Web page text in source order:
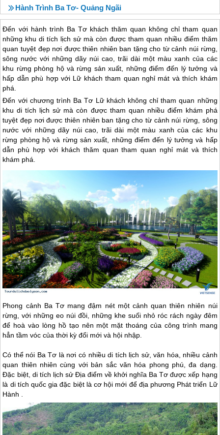
Hành Trình Ba Tơ- Quảng Ngãi
Đến với hành trình Ba Tơ khách thăm quan không chỉ tham quan
những khu di tích lịch sử mà còn được tham quan nhiều điểm thăm
quan tuyệt đẹp nơi được thiên nhiên ban tặng cho từ cảnh núi rừng,
sông nước với những dãy núi cao, trãi dài một màu xanh của các
khu rừng phòng hộ và rừng sản xuất, những điểm đến lý tưởng và
hấp dẫn phù hợp với Lữ khách tham quan nghỉ mát và thích khám
phá.
Đến với chương trình Ba Tơ Lữ khách không chỉ tham quan những
khu di tích lịch sử mà còn được tham quan nhiều điểm khám phá
tuyệt đẹp nơi được thiên nhiên ban tặng cho từ cảnh núi rừng, sông
nước với những dãy núi cao, trãi dài một màu xanh của các khu
rừng phòng hộ và rừng sản xuất, những điểm đến lý tưởng và hấp
dẫn phù hợp với khách thăm quan tham quan nghỉ mát và thích
khám phá.
Phong cảnh Ba Tơ mang đậm nét một cảnh quan thiên nhiên núi
rừng, với những eo núi đồi, những khe suối nhỏ róc rách ngày đêm
để hoà vào lòng hồ tạo nên một mặt thoáng của công trình mang
hẳn tầm vóc của thời kỳ đổi mới và hội nhập.
Có thể nói Ba Tơ là nơi có nhiều di tích lịch sử, văn hóa, nhiều cảnh
quan thiên nhiên cùng với bản sắc văn hóa phong phú, đa dạng.
Đặc biệt, di tích lịch sử Địa điểm về khởi nghĩa Ba Tơ được xếp hạng
là di tích quốc gia đặc biệt là cơ hội mới để địa phương Phát triển Lữ
Hành .